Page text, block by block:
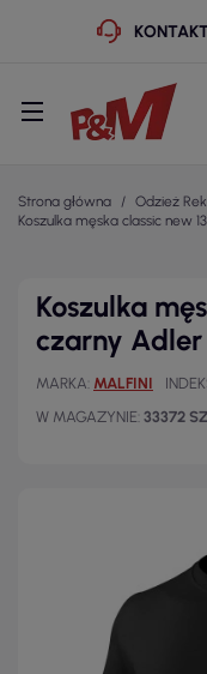
Strona główna Odzież
Koszulka męska classic new
Koszulka
czarny
MARKA MALFINI
W MAGAZYNIE 33372